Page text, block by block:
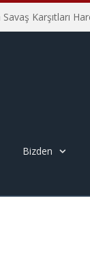
Bizden